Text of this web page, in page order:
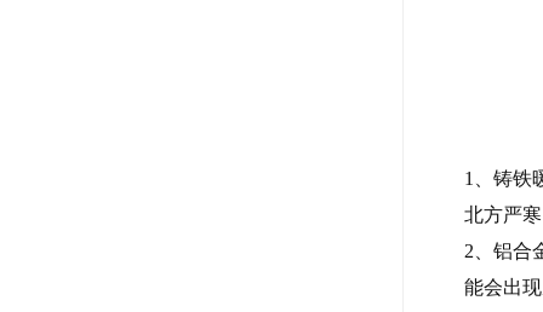
1、铸铁
北方严
2、铝合
能会出